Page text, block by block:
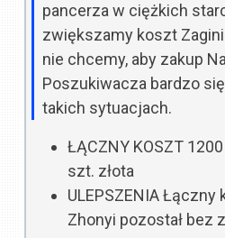
pancerza w ciężkich
zwiększamy koszt
nie chcemy, aby zakup
Poszukiwacza bardzo
takich sytuacjach.
ŁĄCZNY KOSZT
szt. złota
ULEPSZENIAŁączny
Zhonyi pozostał bez